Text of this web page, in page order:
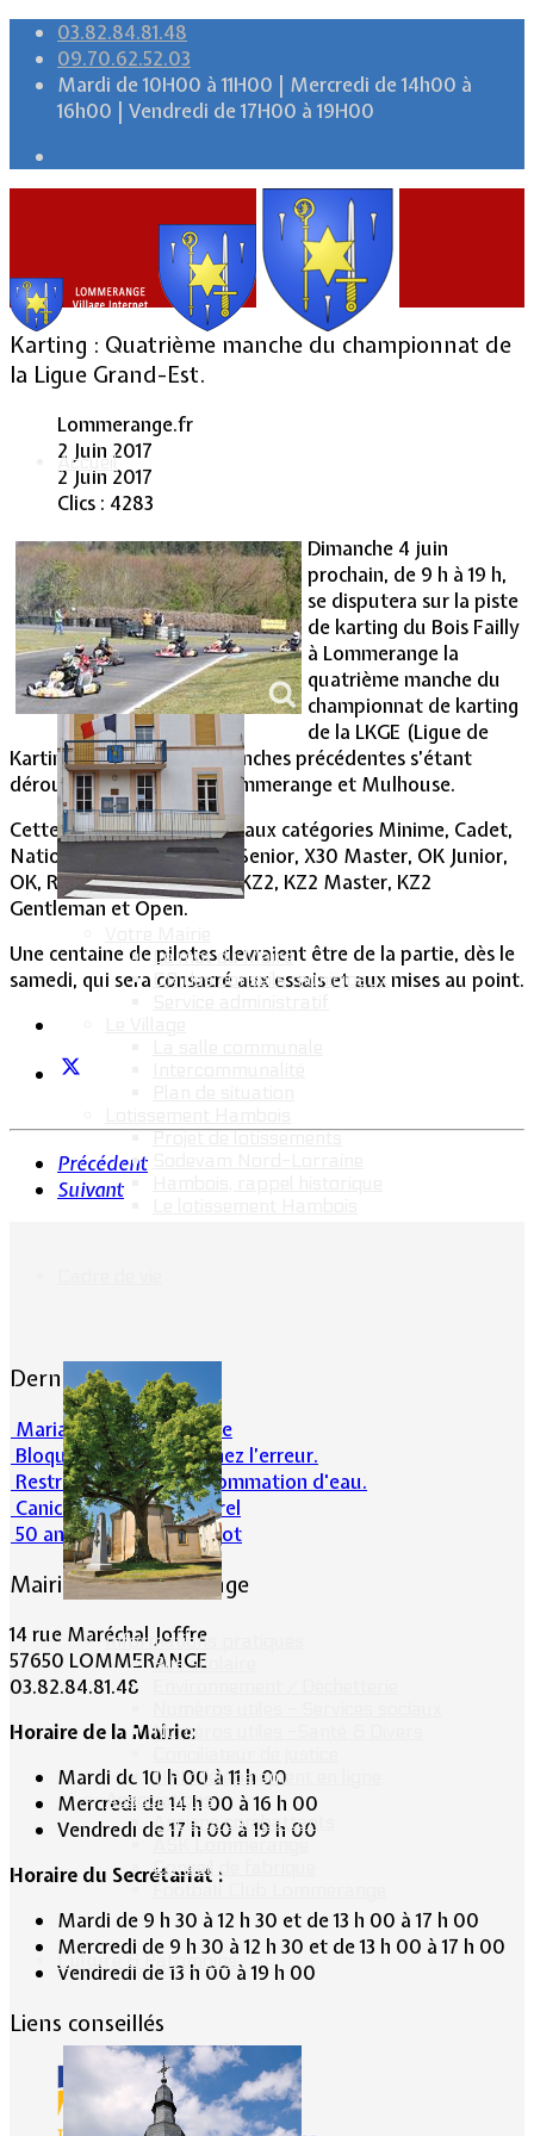
03.82.84.81.48
09.70.62.52.03
Mardi de 10H00 à 11H00 | Mercredi de 14h00 à
16h00 | Vendredi de 17H00 à 19H00
Accueil
Vie Municipale
Le mot du Maire
CR des conseils municipaux
Projet de lotissements
Informations pratiques
Bus scolaire
Numéros utiles -Santé & Divers
TIPI : Télépaiement en ligne
Associations
Anciens combattants
ASK Lommerange
Conseil de fabrique
Football Club Lommerange
Culture & Patrimoine
Karting : Quatrième manche du championnat de
la Ligue Grand-Est.
Lommerange.fr
2 Juin 2017
2 Juin 2017
Clics : 4283
Dimanche 4 juin
prochain, de 9 h à 19 h,
se disputera sur la piste
de karting du Bois Failly
à Lommerange la
quatrième manche du
championnat de karting
de la LKGE (Ligue de
Karting Grand-Est), les manches précédentes s’étant
déroulées à Mirecourt, Lommerange et Mulhouse.
Cette course sera ouverte aux catégories Minime, Cadet,
National, X30 Junior, X30 Senior, X30 Master, OK Junior,
OK, Rotax, Rotax Master, KZ2, KZ2 Master, KZ2
Gentleman et Open.
Une centaine de pilotes devraient être de la partie, dès le
samedi, qui sera consacré aux essais et aux mises au point.
Précédent
Suivant
Dernières actualités
Mariage : Maxime Emilie
Bloqué en forêt. Cherchez l’erreur.
Restrictions sur la consommation d'eau.
Canicule et milieu naturel
50 ans d’histoires de foot
Mairie de Lommerange
14 rue Maréchal Joffre
57650 LOMMERANGE
03.82.84.81.48
Horaire de la Mairie:
Mardi de 10 h 00 à 11 h 00
Mercredi de 14 h 00 à 16 h 00
Vendredi de 17 h 00 à 19 h 00
Horaire du Secrétariat :
Mardi de 9 h 30 à 12 h 30 et de 13 h 00 à 17 h 00
Mercredi de 9 h 30 à 12 h 30 et de 13 h 00 à 17 h 00
Vendredi de 13 h 00 à 19 h 00
Liens conseillés